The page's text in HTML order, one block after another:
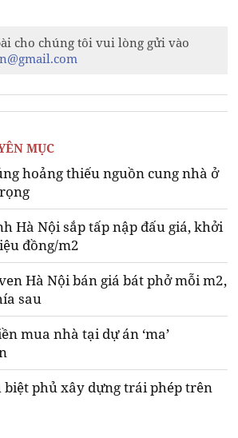
cho chúng tôi vui lòng gửi vào
MỤC
hoảng thiếu nguồn cung nhà ở
Hà Nội sắp tấp nập đấu giá, khởi
đồng/m2
Hà Nội bán giá bát phở mỗi m2,
sau
mua nhà tại dự án ‘ma’
biệt phủ xây dựng trái phép trên